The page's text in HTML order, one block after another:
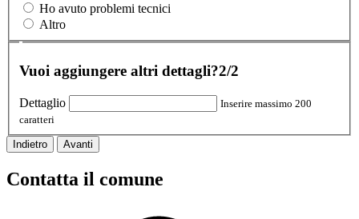
Ho avuto problemi tecnici
Altro
Vuoi aggiungere altri dettagli?2/2
Dettaglio
Inserire massimo 200
caratteri
Indietro Avanti
Contatta il comune